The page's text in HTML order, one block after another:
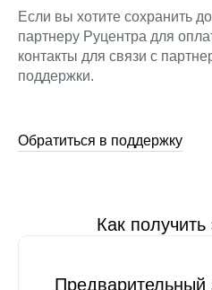
Если вы хотите сохранить
партнеру Руцентра для
контакты для связи с
поддержки.
Обратиться в поддержку
Как
Предварительный